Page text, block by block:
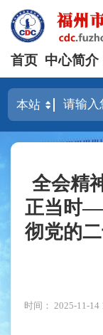
首页 中心简介
全会精
正当时
彻党的
时间： 2025-11-14